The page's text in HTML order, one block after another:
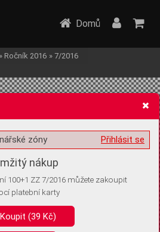
volitelných informací
nepotřebujeme ukládat žádné informace
vás ale požádali o souhlas s
Domů
» Ročník 2016 » 7/2016
Přihlásit se
zóny
nákup
100+1 ZZ 7/2016 můžete zakoupit
platební karty
Koupit (39 Kč)